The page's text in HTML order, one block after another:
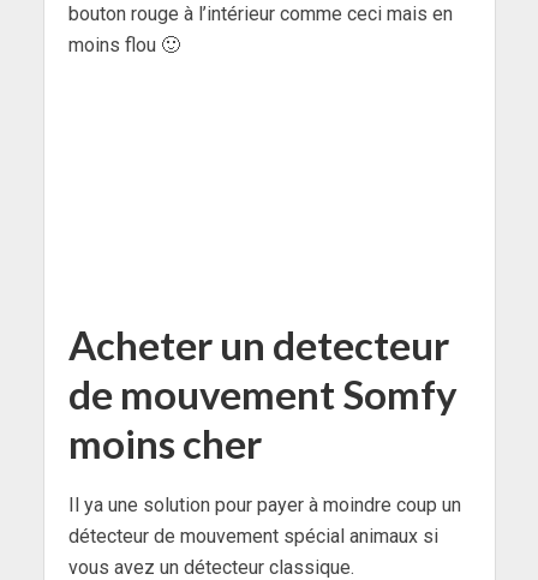
bouton rouge à l’intérieur comme ceci mais en
moins flou 🙂
Acheter un detecteur
de mouvement Somfy
moins cher
Il ya une solution pour payer à moindre coup un
détecteur de mouvement spécial animaux si
vous avez un détecteur classique.